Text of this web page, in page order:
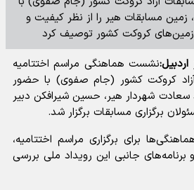
زمین مسابقات هیر را از نظر کیفیت و
زمین‌های کروکت کشور توصیف کرد
اردبیل:نشست هماهنگی مراسم اختتامیه
کروکت کشور (جام صفوی) با حضور
سعادت شهردار هیر، حسین شیرافکن دبیر
برگزاری مسابقات برگزار شد.
برای برگزاری مراسم اختتامیه،
برنامه‌های جانبی این رویداد ملی بررسی